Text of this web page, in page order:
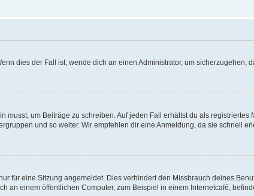
dies der Fall ist, wende dich an einen Administrator, um sicherzugehen,
um Beiträge zu schreiben. Auf jeden Fall erhältst du als registriertes
und so weiter. Wir empfehlen dir eine Anmeldung, da sie schnell
für eine Sitzung angemeldet. Dies verhindert den Missbrauch deines
einem öffentlichen Computer, zum Beispiel in einem Internetcafé,